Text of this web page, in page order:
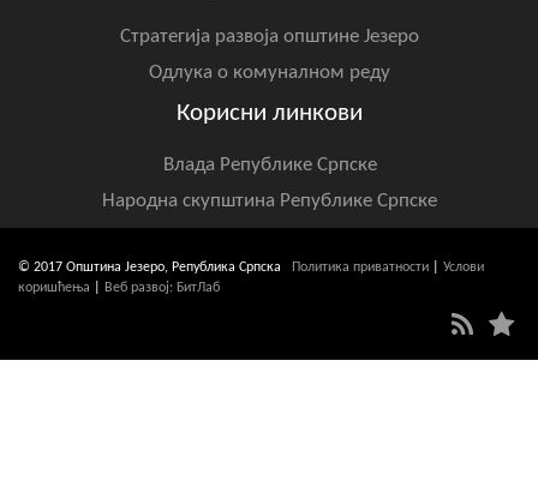
Стратегија развоја општине Језеро
Одлука о комуналном реду
Корисни линкови
Влада Републике Српске
Народна скупштина Републике Српске
© 2017 Општина Језеро, Република Српска Политика приватности
Услови
коришћења
Веб развој: БитЛаб